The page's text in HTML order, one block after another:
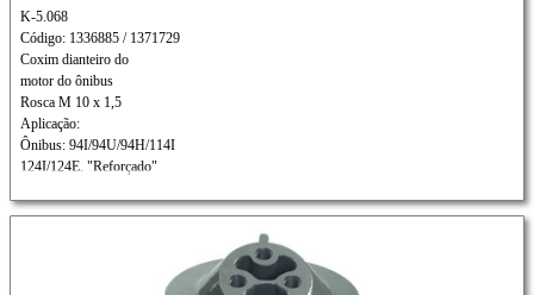
K-5.068
Código: 1336885 / 1371729
Coxim dianteiro do
motor do ônibus
Rosca M 10 x 1,5
Aplicação:
Ônibus: 94I/94U/94H/114I
124I/124E. "Reforçado"